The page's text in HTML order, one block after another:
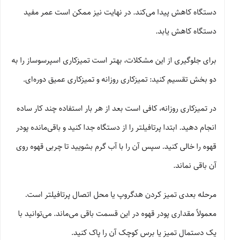
دستگاه کاهش پیدا می‌کند. در نهایت نیز ممکن است عمر مفید
دستگاه کاهش یابد.
برای جلوگیری از این مشکلات، بهتر است تمیزکاری اسپرسوساز را به
دو بخش تقسیم کنید: تمیزکاری روزانه و تمیزکاری عمیق دوره‌ای.
در تمیزکاری روزانه، کافی است بعد از هر بار استفاده چند کار ساده
انجام دهید. ابتدا پرتافیلتر را از دستگاه جدا کنید و باقی‌مانده پودر
قهوه را خالی کنید. سپس آن را با آب گرم بشویید تا چربی قهوه روی
آن باقی نماند.
مرحله بعدی تمیز کردن هدگروپ یا محل اتصال پرتافیلتر است.
معمولاً مقداری پودر قهوه در این قسمت باقی می‌ماند. می‌توانید با
یک دستمال تمیز یا برس کوچک آن را پاک کنید.